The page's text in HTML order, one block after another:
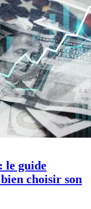
le guide
choisir son